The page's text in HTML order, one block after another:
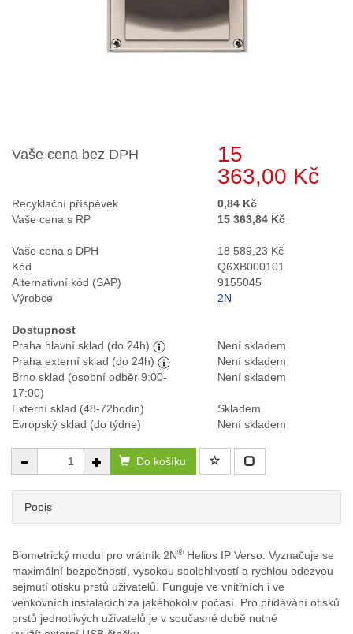
Vaše cena bez DPH
15
363,00 Kč
Recyklační příspěvek
0,84 Kč
Vaše cena s RP
15 363,84 Kč
Vaše cena s DPH
18 589,23 Kč
Kód
Q6XB000101
Alternativní kód (SAP)
9155045
Výrobce
2N
Dostupnost
Praha hlavní sklad (do 24h)
Není skladem
Praha externí sklad (do 24h)
Není skladem
Brno sklad (osobní odběr 9:00-
17:00)
Není skladem
Externí sklad (48-72hodin)
Skladem
Evropský sklad (do týdne)
Není skladem
Do košíku
Popis
Biometrický modul pro vrátník 2N® Helios IP Verso. Vyznačuje se
maximální bezpečností, vysokou spolehlivostí a rychlou odezvou
sejmutí otisku prstů uživatelů. Funguje ve vnitřních i ve
venkovních instalacích za jakéhokoliv počasí. Pro přidávání otisků
prstů jednotlivých uživatelů je v současné době nutné